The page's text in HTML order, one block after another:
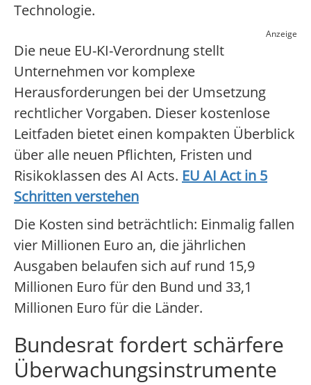
Technologie.
Anzeige
Die neue EU-KI-Verordnung stellt
Unternehmen vor komplexe
Herausforderungen bei der Umsetzung
rechtlicher Vorgaben. Dieser kostenlose
Leitfaden bietet einen kompakten Überblick
über alle neuen Pflichten, Fristen und
Risikoklassen des AI Acts. EU AI Act in 5
Schritten verstehen
Die Kosten sind beträchtlich: Einmalig fallen
vier Millionen Euro an, die jährlichen
Ausgaben belaufen sich auf rund 15,9
Millionen Euro für den Bund und 33,1
Millionen Euro für die Länder.
Bundesrat fordert schärfere
Überwachungsinstrumente